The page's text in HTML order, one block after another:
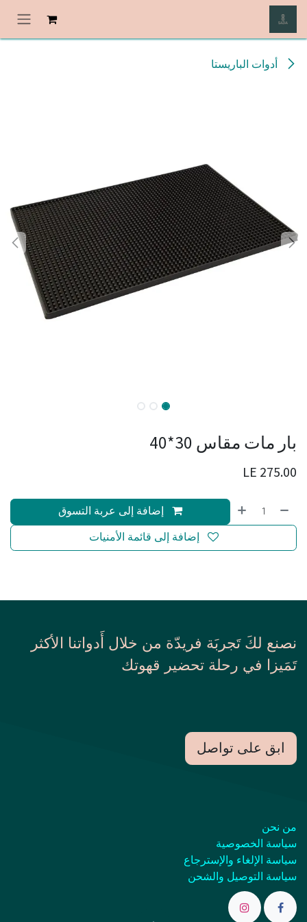
تخطي للذهاب إلى المحتوى
أدوات الباريستا
بار مات مقاس 30*40
275.00
إضافة إلى عربة التسوق
إضافة إلى قائمة الأمنيات
نصنع لكَ تَجربَة فريدّة من خلال أَدواتنا الأكثر
تَمَيزا في رحلة تحضير قهوتك
ابق على تواصل
من نحن
سياسة الخصوصية
سياسة الإلغاء والإسترجاع
سياسة التوصيل والشحن